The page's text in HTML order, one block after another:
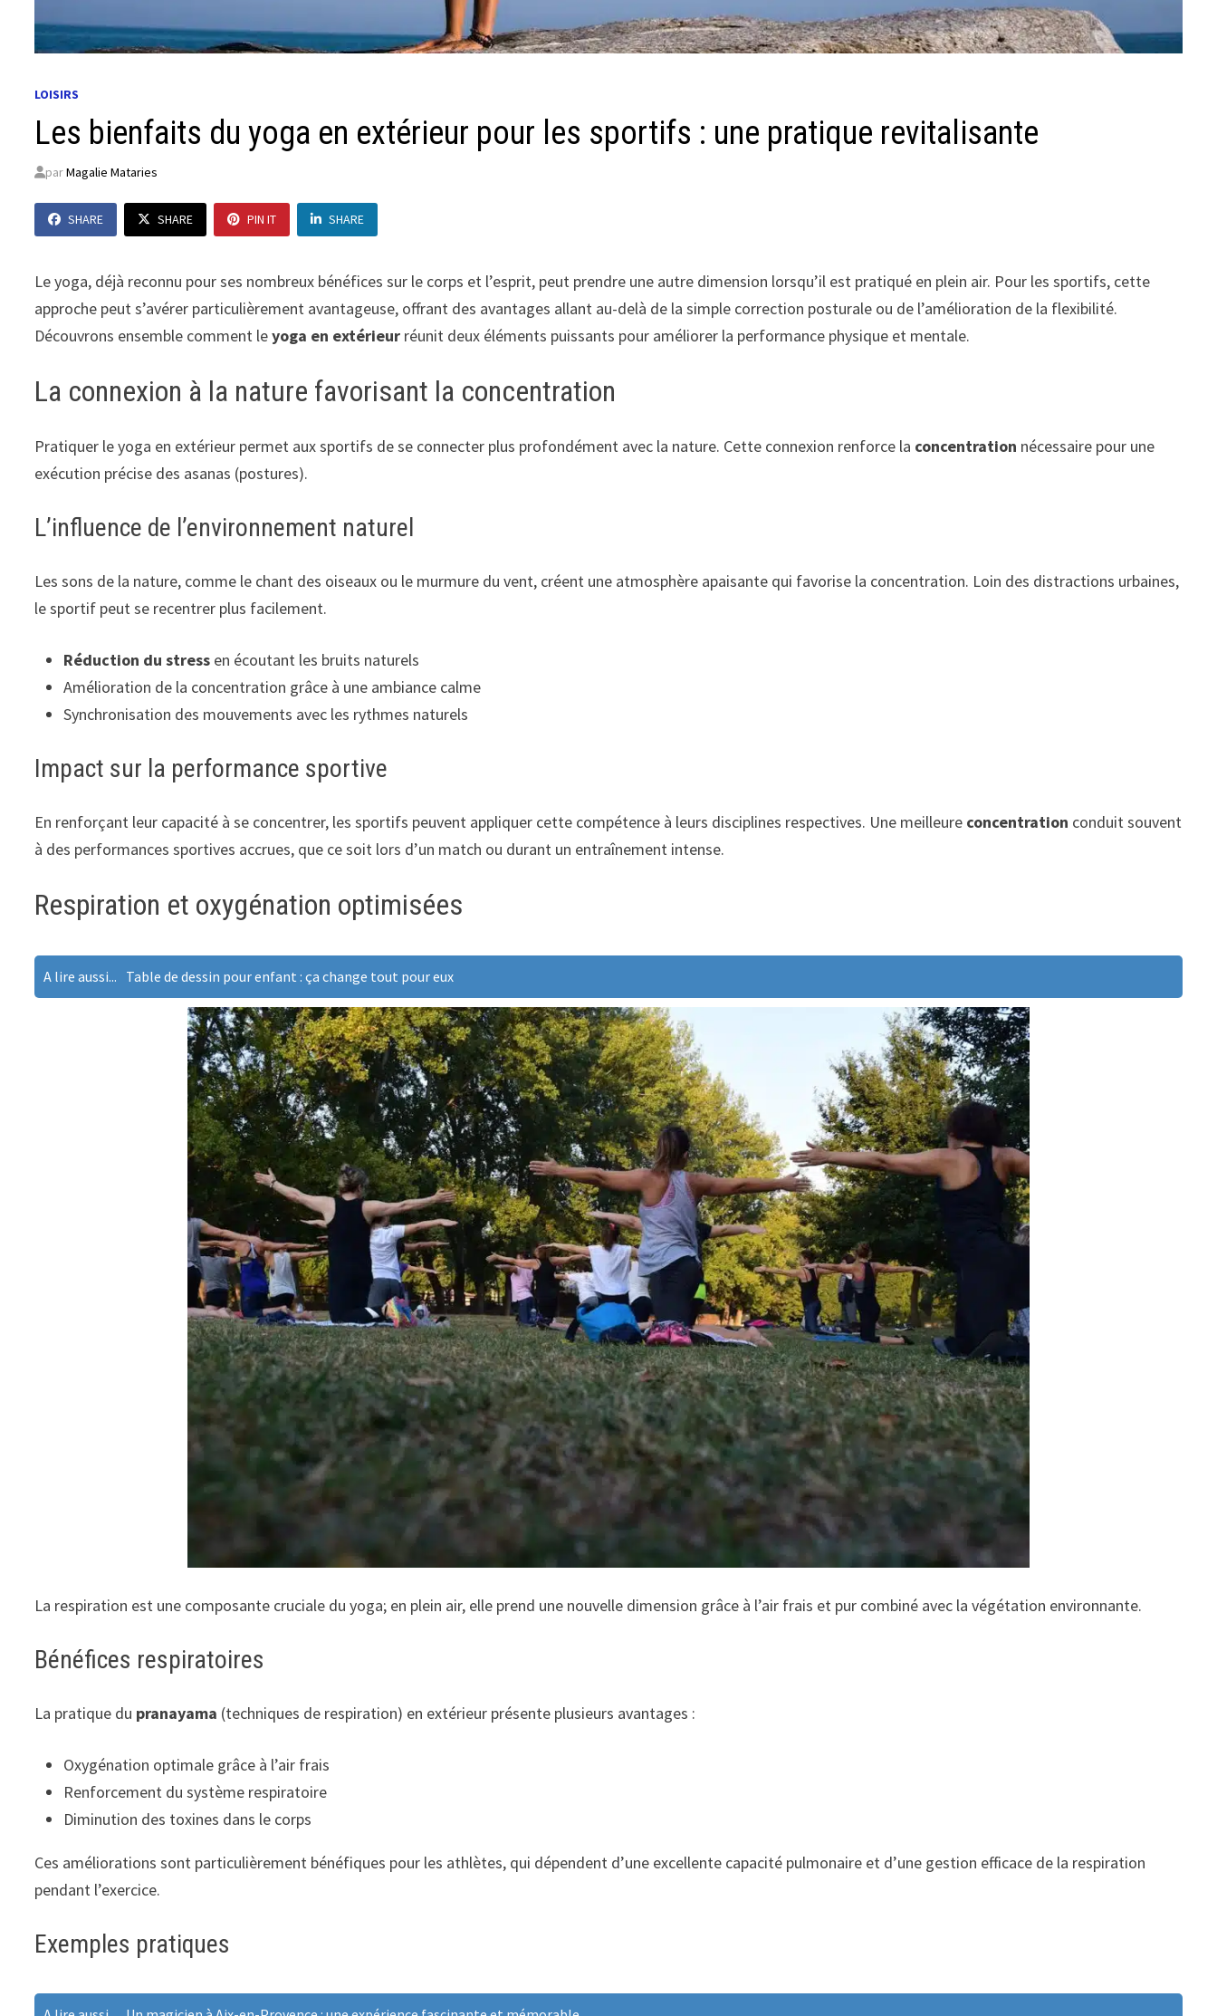
LOISIRS
Les bienfaits du yoga en extérieur pour les sportifs : une pratique revitalisante
parMagalie Mataries
SHARE SHARE PIN IT SHARE
Le yoga, déjà reconnu pour ses nombreux bénéfices sur le corps et l’esprit, peut prendre une autre dimension lorsqu’il est pratiqué en plein air. Pour les sportifs, cette
approche peut s’avérer particulièrement avantageuse, offrant des avantages allant au-delà de la simple correction posturale ou de l’amélioration de la flexibilité.
Découvrons ensemble comment leyoga en extérieur réunit deux éléments puissants pour améliorer la performance physique et mentale.
La connexion à la nature favorisant la concentration
Pratiquer le yoga en extérieur permet aux sportifs de se connecter plus profondément avec la nature. Cette connexion renforce la concentration nécessaire pour une
exécution précise des asanas (postures).
L’influence de l’environnement naturel
Les sons de la nature, comme le chant des oiseaux ou le murmure du vent, créent une atmosphère apaisante qui favorise la concentration. Loin des distractions urbaines,
le sportif peut se recentrer plus facilement.
Réduction du stress en écoutant les bruits naturels
Amélioration de la concentration grâce à une ambiance calme
Synchronisation des mouvements avec les rythmes naturels
Impact sur la performance sportive
En renforçant leur capacité à se concentrer, les sportifs peuvent appliquer cette compétence à leurs disciplines respectives. Une meilleure concentration conduit souvent
à des performances sportives accrues, que ce soit lors d’un match ou durant un entraînement intense.
Respiration et oxygénation optimisées
A lire aussi... Table de dessin pour enfant : ça change tout pour eux
La respiration est une composante cruciale du yoga; en plein air, elle prend une nouvelle dimension grâce à l’air frais et pur combiné avec la végétation environnante.
Bénéfices respiratoires
La pratique du pranayama (techniques de respiration) en extérieur présente plusieurs avantages :
Oxygénation optimale grâce à l’air frais
Renforcement du système respiratoire
Diminution des toxines dans le corps
Ces améliorations sont particulièrement bénéfiques pour les athlètes, qui dépendent d’une excellente capacité pulmonaire et d’une gestion efficace de la respiration
pendant l’exercice.
Exemples pratiques